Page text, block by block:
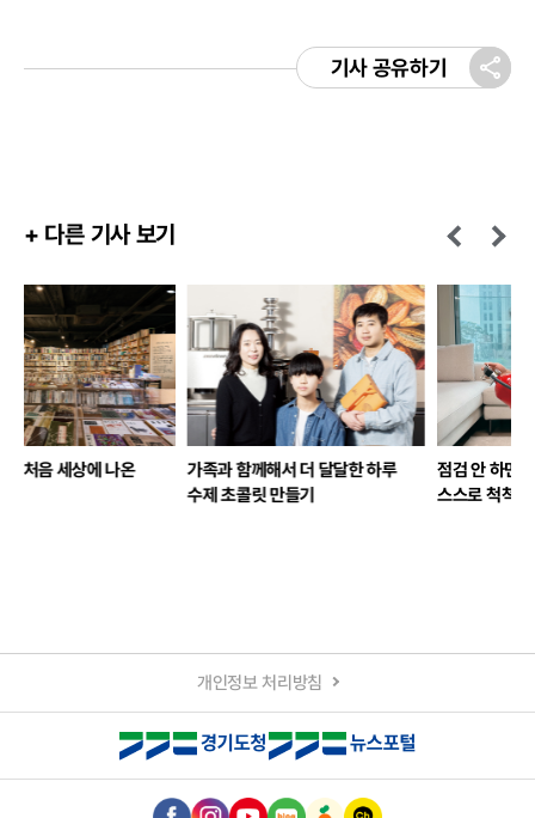
기사 공유하기
+ 다른 기사 보기
가족과 함께해서 더 달달한 하루
점검 안 하면 과태료 낸다고요?
스스로 척척척 공동주택 세대 점검
개인정보 처리방침